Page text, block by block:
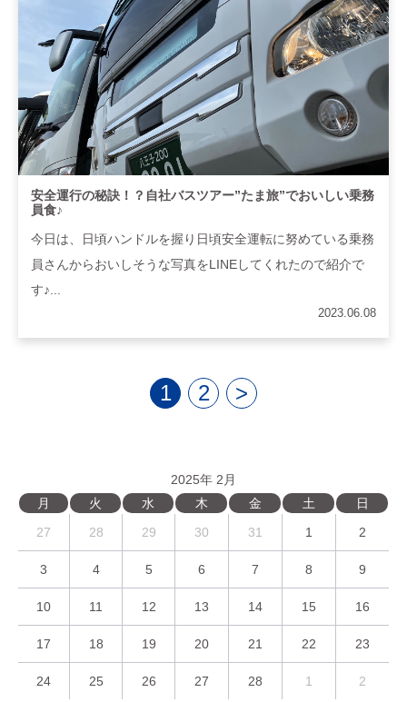
安全運行の秘訣！？自社バスツアー”たま旅”でおいしい乗務
員食♪
今日は、日頃ハンドルを握り日頃安全運転に努めている乗務
員さんからおいしそうな写真をLINEしてくれたので紹介で
す♪...
2023.06.08
1 2 >
2025年 2月
月
火 水 木 金 土
日
27
28 29 30 31 1 2
3 4 5 6 7 8 9
10 11 12 13 14 15 16
17 18 19 20 21 22 23
24 25 26 27 28 1 2